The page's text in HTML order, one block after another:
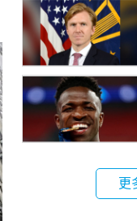
更